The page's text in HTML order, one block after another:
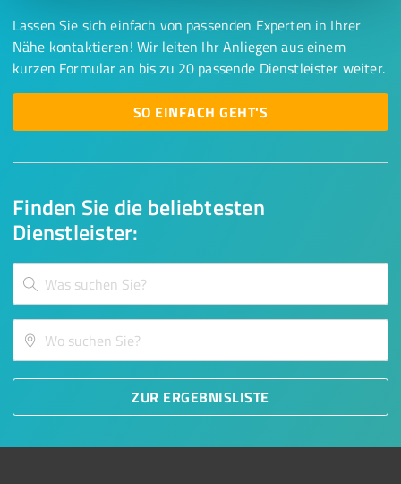
Finden Sie die beliebtesten
Dienstleister:
ZUR ERGEBNISLISTE
Lassen Sie sich einfach von passenden Experten in Ihrer
Nähe kontaktieren! Wir leiten Ihr Anliegen aus einem
kurzen Formular an bis zu 20 passende Dienstleister weiter.
SO EINFACH GEHT'S